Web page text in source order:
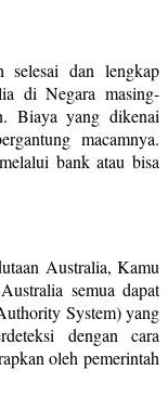
selesai dan lengkap
di Negara masing-
Biaya yang dikenai
macamnya.
bank atau bisa
Australia, Kamu
semua dapat
System) yang
dengan cara
oleh pemerintah